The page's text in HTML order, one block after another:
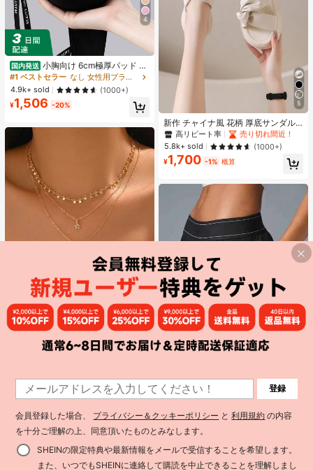
4
国内発送 小胸向け 6cm極厚パッド 盛
りブラ ノンワイヤー 谷間メイク シ
ームレス ボリュームアップ 美胸フィ
ット ブラジャー
#1 ベストセラー
なし 女性用ブラジャーとブラレット
4.9k+ sold
(1000+)
¥1,506 -20%
7
3個セット かわいいスター タッセル
着、バカンス、パーティー、デート
に適したファッションジュエリー、
ハンドメイド チェーン長さとビーズ
高リピート率
売り切れ間近！
#1 ベストセラー
ゴールド 女性のチェーンネックレス
高リピート率
売り切れ間近！
454 -2% 概算
5
新作 チャイナ風 花柄 厚底サンダル
レディース 夏用 PUレザー 丈上げ ソ
フトソール カジュアル スポーツ ビ
ーチシューズ
#1 ベストセラー
高リピート率
売り切れ間近！
#1 ベストセラー
ファッショナブル 女性用プラットフォーム&ウェッジサンダル
高リピート率
売り切れ間近！
#1 ベストセラー
ファッショナブル 女性用プラットフォーム&ウェッジサンダル
高リピート率
売り切れ間近！
#1 ベストセラー
ファッショナブル 女性用プラットフォーム&ウェッジサンダル
売り切れ間近！
5.8k+ sold (1000+)
¥1,700 -1% 概算
レディース 軽量 カジュアル 速乾 ス
ポーツパンツ ポケット付き ゆったり
通気性 速乾性 エクササイズパンツ
ランニング フィットネス アスレジャ
ー向け
2.4k+ sold
¥1,050
1
登録
会員登録した場合、 プライバシー＆クッキーポリシー と利用規約 の内容
を十分ご理解の上、同意頂いたものとみなします。
SHEINの限定特典や最新情報をメールで受信することを希望します。
また、いつでもSHEINに連絡して購読を中止できることを理解しまし